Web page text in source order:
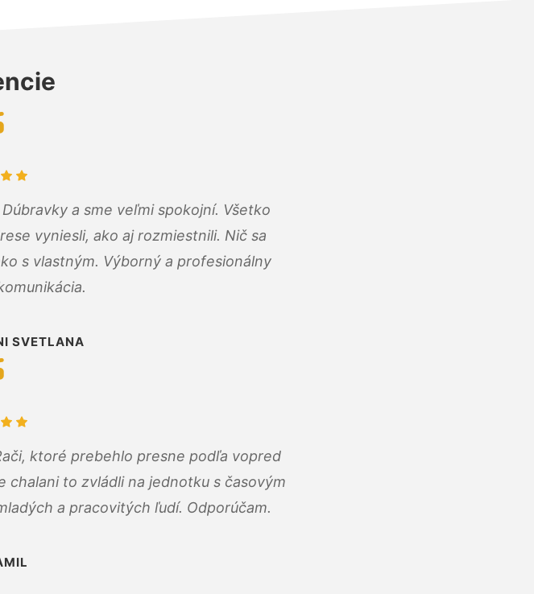
a sme veľmi spokojní. Všetko
vyniesli, ako aj rozmiestnili. Nič sa
s vlastným. Výborný a profesionálny
SVETLANA
ktoré prebehlo presne podľa vopred
to zvládli na jednotku s časovým
a pracovitých ľudí. Odporúčam.